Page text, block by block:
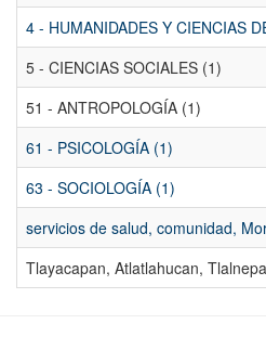
4 - HUMANIDADES Y CIENCIAS
5 - CIENCIAS SOCIALES (1)
51 - ANTROPOLOGÍA (1)
61 - PSICOLOGÍA (1)
63 - SOCIOLOGÍA (1)
servicios de salud, comunidad,
Tlayacapan, Atlatlahucan,